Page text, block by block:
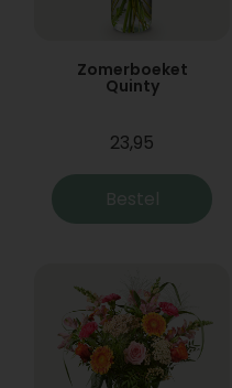
Zomerboeket
Quinty
23,95
Bestel